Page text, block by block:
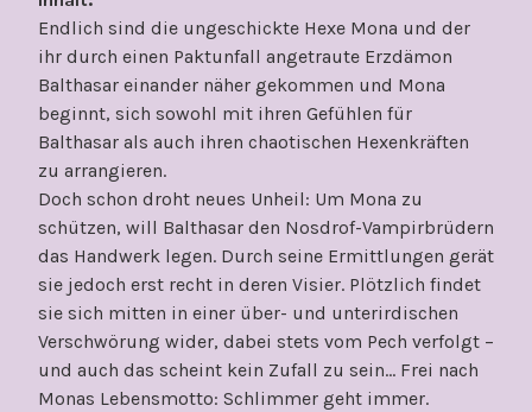
Endlich sind die ungeschickte Hexe Mona und der
ihr durch einen Paktunfall angetraute Erzdämon
Balthasar einander näher gekommen und Mona
beginnt, sich sowohl mit ihren Gefühlen für
Balthasar als auch ihren chaotischen Hexenkräften
zu arrangieren.
Doch schon droht neues Unheil: Um Mona zu
schützen, will Balthasar den Nosdrof-Vampirbrüdern
das Handwerk legen. Durch seine Ermittlungen gerät
sie jedoch erst recht in deren Visier. Plötzlich findet
sie sich mitten in einer über- und unterirdischen
Verschwörung wider, dabei stets vom Pech verfolgt –
und auch das scheint kein Zufall zu sein… Frei nach
Monas Lebensmotto: Schlimmer geht immer.